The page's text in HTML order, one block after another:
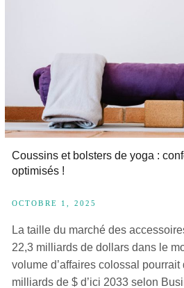
Coussins et bolsters de yoga :
optimisés !
OCTOBRE 1, 2025
La taille du marché des
22,3 milliards de dollars dans le
volume d’affaires colossal
milliards de $ d’ici 2033 selon